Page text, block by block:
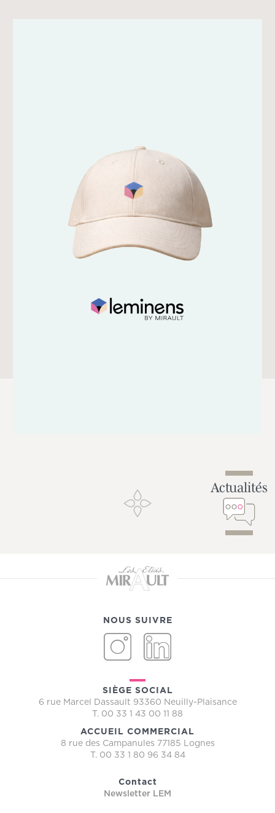
Actualités
SIÈGE SOCIAL
6 rue Marcel Dassault 93360 Neuilly-Plaisance
T. 00 33 1 43 00 11 88
ACCUEIL COMMERCIAL
8 rue des Campanules 77185 Lognes
T. 00 33 1 80 96 34 84
Contact
Newsletter LEM
NOUS SUIVRE
INSTAGRAM